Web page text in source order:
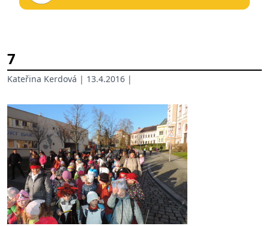
7
Kateřina Kerdová | 13.4.2016 |